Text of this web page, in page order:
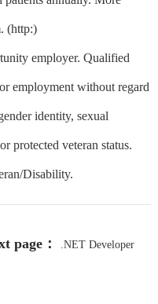
(http:)
employer. Qualified
employment without regard
identity, sexual
protected veteran status.
Disability.
page： .NET Developer